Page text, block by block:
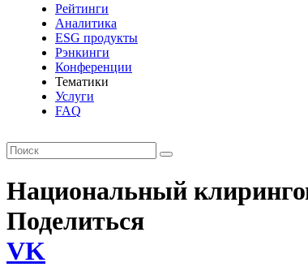
Рейтинги
Аналитика
ESG продукты
Рэнкинги
Конференции
Тематики
Услуги
FAQ
Национальный
Поделиться
VK